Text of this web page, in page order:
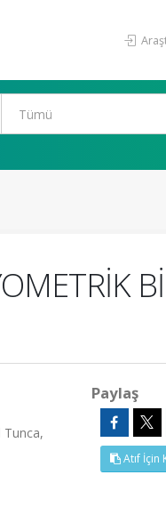
Tunca,
Paylaş
Atıf İçin